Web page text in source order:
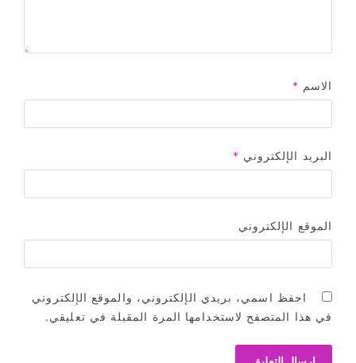
الاسم *
البريد الإلكتروني *
الموقع الإلكتروني
احفظ اسمي، بريدي الإلكتروني، والموقع الإلكتروني
في هذا المتصفح لاستخدامها المرة المقبلة في تعليقي.